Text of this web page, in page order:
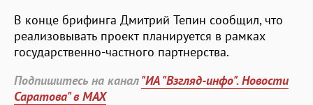
В конце брифинга Дмитрий Тепин сообщил, что
реализовывать проект планируется в рамках
государственно-частного партнерства.
Подпишитесь на канал"ИА "Взгляд-инфо". Новости
Саратова" в MAX